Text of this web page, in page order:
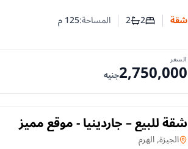
شقة
عدد غرف النوم
2عدد الحمامات
2 المساحة:125م
السعر
2,750,000جنيه
شقة للبيع – جاردينيا - موقع مميز
شقةفي
الجيزة, الهرم